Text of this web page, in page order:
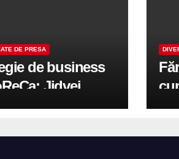
DE PRESA
de business
Jidvei
terasele în